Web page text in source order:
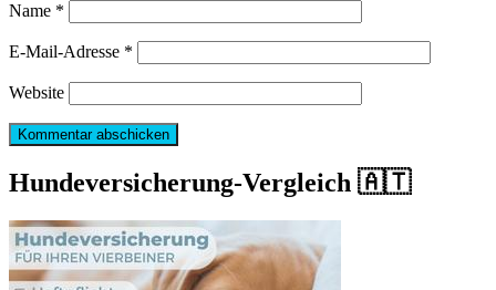
Name *
E-Mail-Adresse *
Website
Hundeversicherung-Vergleich 🇦🇹